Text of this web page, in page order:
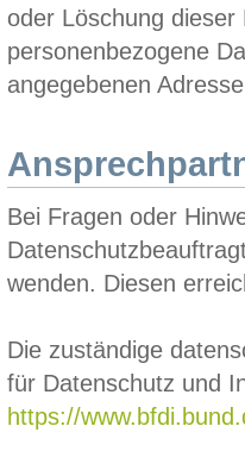
oder Löschung
personenbezogene
angegebenen
Bei Fragen oder
wenden. Diesen
Die zuständige
für Datenschutz und
https://